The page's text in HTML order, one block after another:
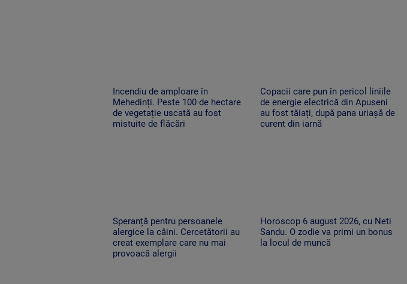
Incendiu de amploare în
Mehedinți. Peste 100 de hectare
de vegetație uscată au fost
mistuite de flăcări
Copacii care pun în pericol liniile
de energie electrică din Apuseni
au fost tăiați, după pana uriașă de
curent din iarnă
Speranță pentru persoanele
alergice la câini. Cercetătorii au
creat exemplare care nu mai
provoacă alergii
Horoscop 6 august 2026, cu Neti
Sandu. O zodie va primi un bonus
la locul de muncă